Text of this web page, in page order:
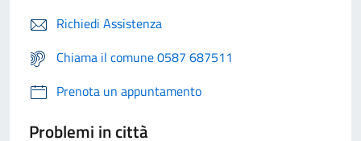
Richiedi Assistenza
Chiama il comune 0587 687511
Prenota un appuntamento
Problemi in città